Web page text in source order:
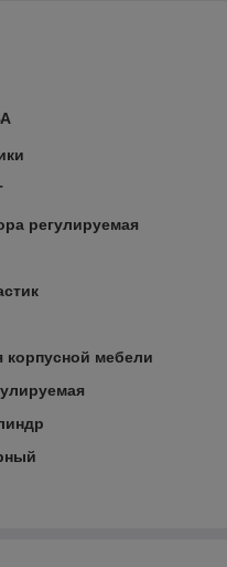
регулируемая
корпусной мебели